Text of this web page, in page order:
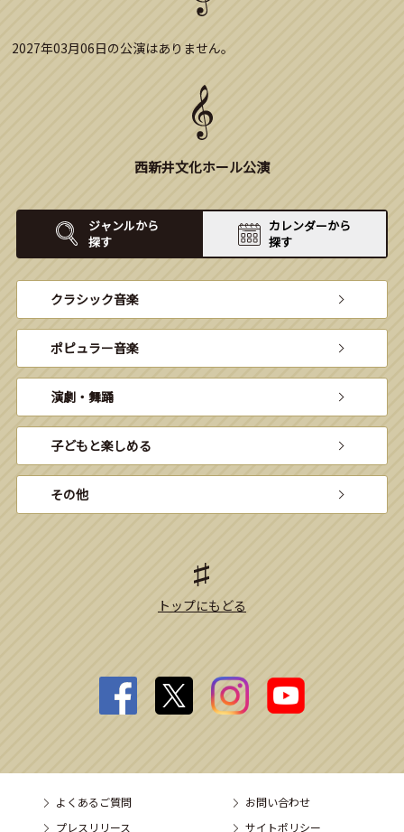
2027年03月06日の公演はありません。
西新井文化ホール公演
ジャンルから
探す
カレンダーから
探す
クラシック音楽
ポピュラー音楽
演劇・舞踊
子どもと楽しめる
その他
トップにもどる
よくあるご質問
お問い合わせ
プレスリリース
サイトポリシー